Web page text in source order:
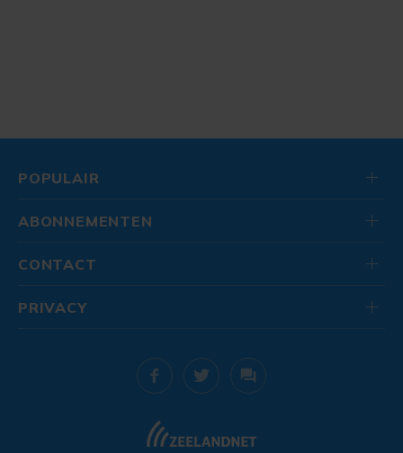
POPULAIR
ABONNEMENTEN
CONTACT
PRIVACY